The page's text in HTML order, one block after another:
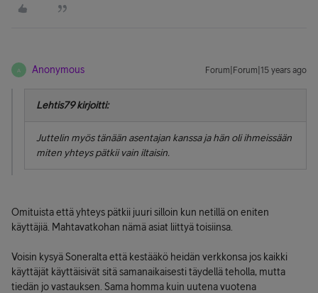
A Anonymous Forum|Forum|15 years ago
Lehtis79 kirjoitti:
Juttelin myös tänään asentajan kanssa ja hän oli ihmeissään
miten yhteys pätkii vain iltaisin.
Omituista että yhteys pätkii juuri silloin kun netillä on eniten
käyttäjiä. Mahtavatkohan nämä asiat liittyä toisiinsa.
Voisin kysyä Soneralta että kestääkö heidän verkkonsa jos kaikki
käyttäjät käyttäisivät sitä samanaikaisesti täydellä teholla, mutta
tiedän jo vastauksen. Sama homma kuin uutena vuotena